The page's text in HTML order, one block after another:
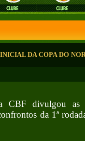
DA COPA DO
CBF divulgou as
da 1ª